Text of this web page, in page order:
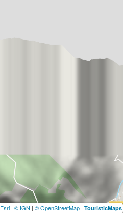
Esri | © IGN | © OpenStreetMap | TouristicMaps